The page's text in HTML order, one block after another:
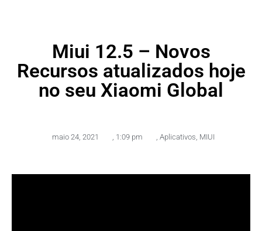
Miui 12.5 – Novos
Recursos atualizados hoje
no seu Xiaomi Global
maio 24, 2021 , 1:09 pm , Aplicativos, MIUI